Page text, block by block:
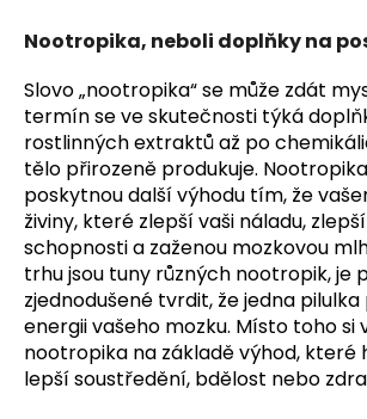
Nootropika, neboli doplňky na
Slovo „nootropika“ se může zdát
termín se ve skutečnosti týká
rostlinných extraktů až po
tělo přirozeně produkuje.
poskytnou další výhodu tím, že
živiny, které zlepší vaši náladu,
schopnosti a zaženou mozkovou
trhu jsou tuny různých nootropik, je
zjednodušené tvrdit, že jedna
energii vašeho mozku. Místo toho si
nootropika na základě výhod, které
lepší soustředění, bdělost nebo